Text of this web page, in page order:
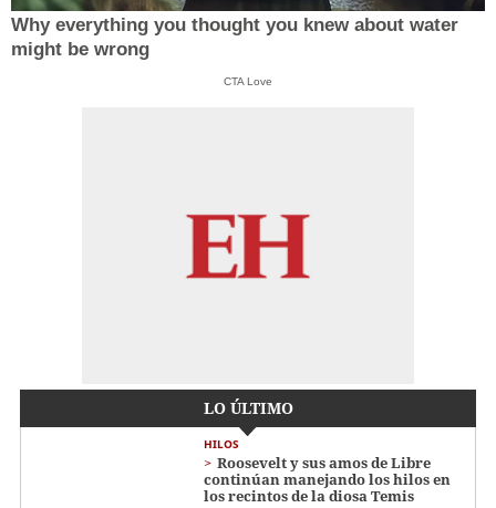
Why everything you thought you knew about water
might be wrong
CTA Love
LO ÚLTIMO
HILOS
Roosevelt y sus amos de Libre
continúan manejando los hilos en
los recintos de la diosa Temis